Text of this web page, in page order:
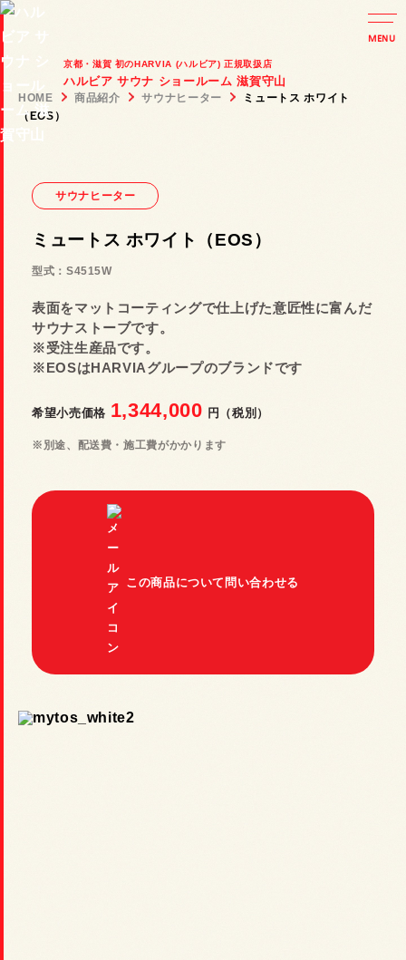
京都・滋賀 初のHARVIA (ハルビア) 正規取扱店
ハルビア サウナ ショールーム 滋賀守山
MENU
商品紹介
施工事例
Case study
選ばれる理由 / 導入フロー
Reason
お知らせ / イベント情報
News & Event
Show room
工務店・設計士の方へ（パートナー募集）
SAUNA MAGAZINE
プライバシーポリシー
明清建設工業株式会社
HOME 商品紹介 サウナヒーター
ミュートス ホワイト
（EOS）
サウナヒーター
ミュートス ホワイト（EOS）
型式：S4515W
表面をマットコーティングで仕上げた意匠性に富んだ
サウナストーブです。
※受注生産品です。
※EOSはHARVIAグループのブランドです
希望小売価格 1,344,000 円（税別）
※別途、配送費・施工費がかかります
この商品について問い合わせる